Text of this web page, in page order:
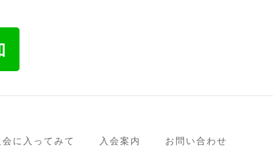
に入ってみて 入会案内 お問い合わせ